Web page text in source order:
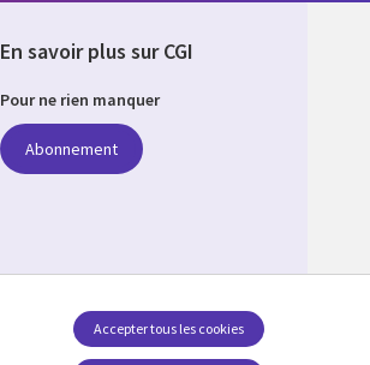
En savoir plus sur CGI
Pour ne rien manquer
Abonnement
Accepter tous les cookies